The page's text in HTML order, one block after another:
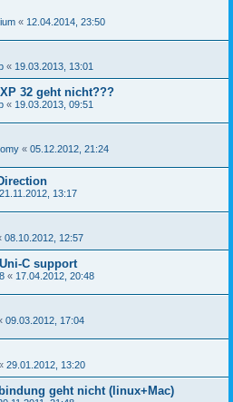
« 12.04.2014, 23:50
« 19.03.2013, 13:01
32 geht nicht???
« 19.03.2013, 09:51
« 05.12.2012, 21:24
21.11.2012, 13:17
08.10.2012, 12:57
C support
« 17.04.2012, 20:48
09.03.2012, 17:04
29.01.2012, 13:20
geht nicht (linux+Mac)